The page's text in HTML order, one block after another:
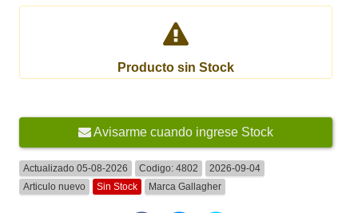
Producto sin Stock
Avisarme cuando ingrese Stock
Actualizado 05-08-2026 Codigo:4802
2026-09-04
Articulo nuevo
Sin Stock MarcaGallagher